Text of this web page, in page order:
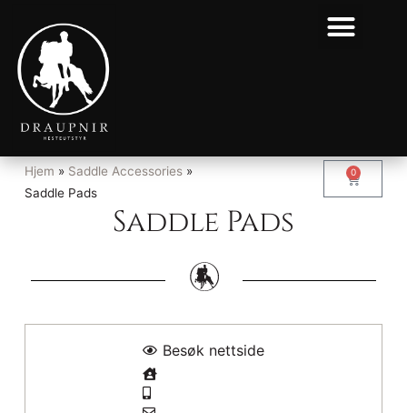
Hjem » Saddle Accessories»
Saddle Pads
0
Saddle Pads
Besøk nettside